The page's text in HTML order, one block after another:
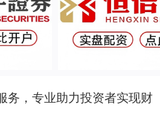
务，专业助力投资者实现财